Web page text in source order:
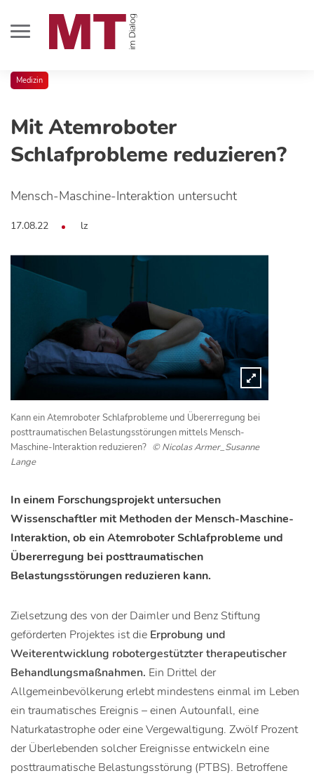
Medizin
Mit Atemroboter
Schlafprobleme reduzieren?
Mensch-Maschine-Interaktion untersucht
17.08.22 lz
Kann ein Atemroboter Schlafprobleme und Übererregung bei
posttraumatischen Belastungsstörungen mittels Mensch-
Maschine-Interaktion reduzieren? © Nicolas Armer_Susanne
Lange
In einem Forschungsprojekt untersuchen
Wissenschaftler mit Methoden der Mensch-Maschine-
Interaktion, ob ein Atemroboter Schlafprobleme und
Übererregung bei posttraumatischen
Belastungsstörungen reduzieren kann.
Zielsetzung des von der Daimler und Benz Stiftung
geförderten Projektes ist die Erprobung und
Weiterentwicklung robotergestützter therapeutischer
Behandlungsmaßnahmen. Ein Drittel der
Allgemeinbevölkerung erlebt mindestens einmal im Leben
ein traumatisches Ereignis – einen Autounfall, eine
Naturkatastrophe oder eine Vergewaltigung. Zwölf Prozent
der Überlebenden solcher Ereignisse entwickeln eine
posttraumatische Belastungsstörung (PTBS). Betroffene